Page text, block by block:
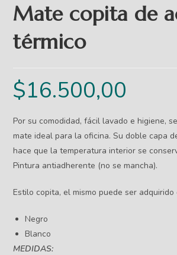
Mate copita de
térmico
$16.500,00
Por su comodidad, fácil lavado e higiene,
mate ideal para la oficina. Su doble capa
hace que la temperatura interior se
Pintura antiadherente (no se mancha).
Estilo copita, el mismo puede ser adquirido
Negro
Blanco
MEDIDAS: